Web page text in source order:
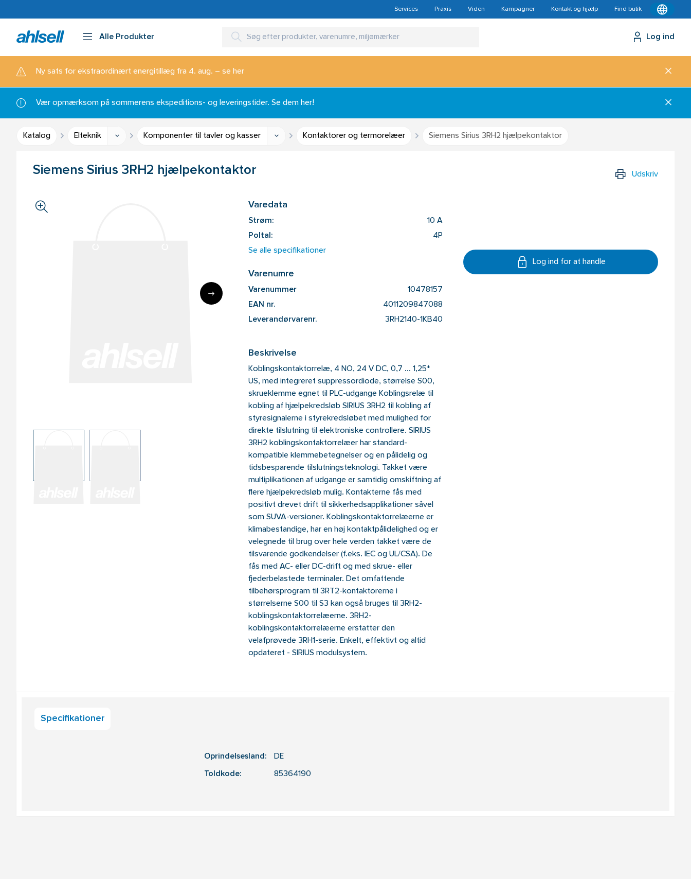
Services Praxis Viden Kampagner Kontakt og hjælp Find butik
Alle Produkter Log ind
Ny sats for ekstraordinært energitillæg fra 4. aug. – se her
Vær opmærksom på sommerens ekspeditions- og leveringstider. Se dem her!
Katalog Elteknik Komponenter til tavler og kasser Kontaktorer og termorelæer Siemens Sirius 3RH2 hjælpekontaktor
Siemens Sirius 3RH2 hjælpekontaktor Udskriv
Varedata
Strøm: 10 A
Poltal: 4P
Se alle specifikationer
Varenumre
Varenummer 10478157
EAN nr. 4011209847088
Leverandørvarenr. 3RH2140-1KB40
Beskrivelse
Koblingskontaktorrelæ, 4 NO, 24 V DC, 0,7 ... 1,25*
US, med integreret suppressordiode, størrelse S00,
skrueklemme egnet til PLC-udgange Koblingsrelæ til
kobling af hjælpekredsløb SIRIUS 3RH2 til kobling af
styresignalerne i styrekredsløbet med mulighed for
direkte tilslutning til elektroniske controllere. SIRIUS
3RH2 koblingskontaktorrelæer har standard-
kompatible klemmebetegnelser og en pålidelig og
tidsbesparende tilslutningsteknologi. Takket være
multiplikationen af ​​udgange er samtidig omskiftning af
flere hjælpekredsløb mulig. Kontakterne fås med
positivt drevet drift til sikkerhedsapplikationer såvel
som SUVA-versioner. Koblingskontaktorrelæerne er
klimabestandige, har en høj kontaktpålidelighed og er
velegnede til brug over hele verden takket være de
tilsvarende godkendelser (f.eks. IEC og UL/CSA). De
fås med AC- eller DC-drift og med skrue- eller
fjederbelastede terminaler. Det omfattende
tilbehørsprogram til 3RT2-kontaktorerne i
størrelserne S00 til S3 kan også bruges til 3RH2-
koblingskontaktorrelæerne. 3RH2-
koblingskontaktorrelæerne erstatter den
velafprøvede 3RH1-serie. Enkelt, effektivt og altid
opdateret - SIRIUS modulsystem.
Log ind for at handle
Specifikationer
Oprindelsesland: DE
Toldkode: 85364190